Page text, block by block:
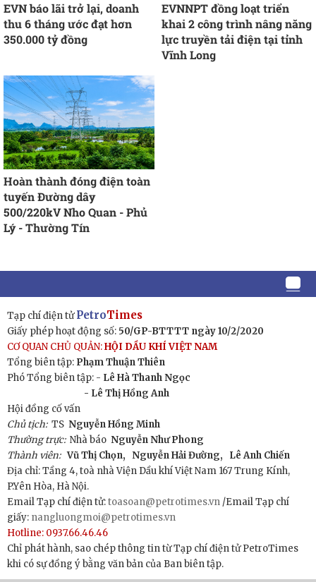
EVN báo lãi trở lại, doanh
thu 6 tháng ước đạt hơn
350.000 tỷ đồng
EVNNPT đồng loạt triển
khai 2 công trình nâng năng
lực truyền tải điện tại tỉnh
Vĩnh Long
Hoàn thành đóng điện toàn
tuyến Đường dây
500/220kV Nho Quan - Phủ
Lý - Thường Tín
Tạp chí điện tửPetroTimes
Giấy phép hoạt động số: 50/GP-BTTTT ngày 10/2/2020
CƠ QUAN CHỦ QUẢN:HỘI DẦU KHÍ VIỆT NAM
Tổng biên tập: Phạm Thuận Thiên
Phó Tổng biên tập: - Lê Hà Thanh Ngọc
- Lê Thị Hồng Anh
Hội đồng cố vấn
Chủ tịch:TS Nguyễn Hồng Minh
Thường trực: Nhà báo Nguyễn Như Phong
Thành viên: Vũ Thị Chọn, Nguyễn Hải Đường,
Lê Anh Chiến
Địa chỉ: Tầng 4, toà nhà Viện Dầu khí Việt Nam 167 Trung Kính,
P.Yên Hòa, Hà Nội.
Email Tạp chí điện tử:toasoan@petrotimes.vn/Email Tạp chí
giấy: nangluongmoi@petrotimes.vn
Hotline: 0937.66.46.46
Chỉ phát hành, sao chép thông tin từ Tạp chí điện tử PetroTimes
khi có sự đồng ý bằng văn bản của Ban biên tập.